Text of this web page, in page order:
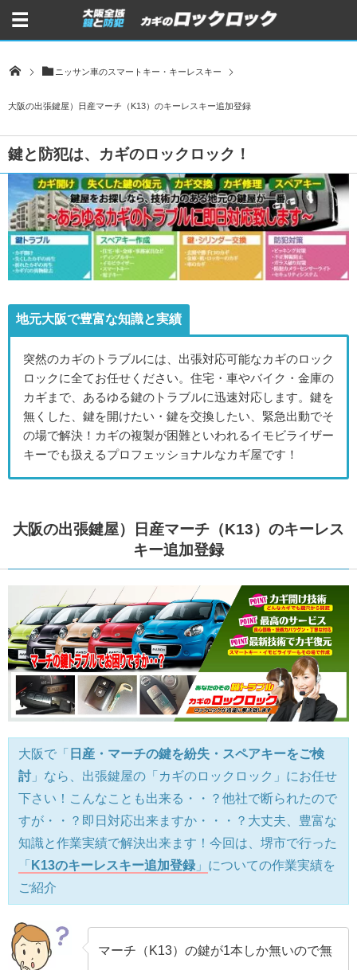
ニッサン車のスマートキー・キーレスキー
大阪の出張鍵屋）日産マーチ（K13）のキーレスキー追加登録
鍵と防犯は、カギのロックロック！
地元大阪で豊富な知識と実績
突然のカギのトラブルには、出張対応可能なカギのロック
ロックに全てお任せください。住宅・車やバイク・金庫の
カギまで、あるゆる鍵のトラブルに迅速対応します。鍵を
無くした、鍵を開けたい・鍵を交換したい、緊急出動でそ
の場で解決！カギの複製が困難といわれるイモビライザー
キーでも扱えるプロフェッショナルなカギ屋です！
大阪の出張鍵屋）日産マーチ（K13）のキーレス
キー追加登録
大阪で「 日産・マーチの鍵を紛失・スペアキーをご検
討 」なら、出張鍵屋の「カギのロックロック」にお任せ
下さい！こんなことも出来る・・？他社で断られたので
すが・・？即日対応出来ますか・・・？大丈夫、豊富な
知識と作業実績で解決出来ます！今回は、堺市で行った
「 K13のキーレスキー追加登録 」 についての作業実績を
ご紹介
マーチ（K13）の鍵が1本しか無いので無